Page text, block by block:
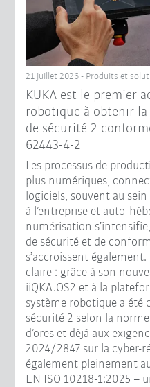
Réinitialiser le
21 juillet 2026 - Produits et
KUKA est le premier
robotique à obtenir
de sécurité 2
62443-4-2
Les processus de
plus numériques,
logiciels, souvent au
à l’entreprise et auto-
numérisation
de sécurité et de
s’accroissent
claire : grâce à son
iiQKA.OS2 et à la
système robotique a été
sécurité 2 selon la
d’ores et déjà aux
2024/2847 sur la cyber-
également pleinement
EN ISO 10218-1:2025 –